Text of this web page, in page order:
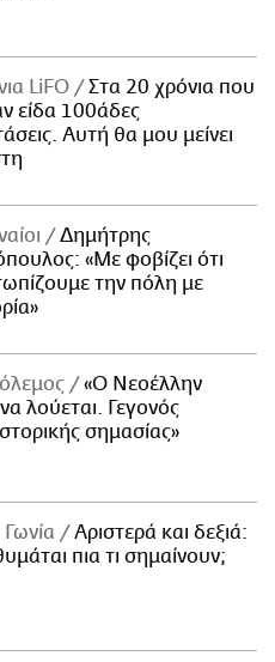
LiFO
Στα 20 χρόνια που
είδα 100άδες
Αυτή θα μου μείνει
Δημήτρης
«Με φοβίζει ότι
την πόλη με
«Ο Νεοέλλην
λούεται. Γεγονός
σημασίας»
Αριστερά και δεξιά:
πια τι σημαίνουν;